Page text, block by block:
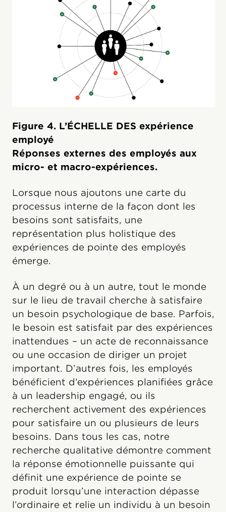
Figure 4. L’ÉCHELLE DES expérience
employé
Réponses externes des employés aux
micro- et macro-expériences.
Lorsque nous ajoutons une carte du
processus interne de la façon dont les
besoins sont satisfaits, une
représentation plus holistique des
expériences de pointe des employés
émerge.
À un degré ou à un autre, tout le monde
sur le lieu de travail cherche à satisfaire
un besoin psychologique de base. Parfois,
le besoin est satisfait par des expériences
inattendues – un acte de reconnaissance
ou une occasion de diriger un projet
important. D’autres fois, les employés
bénéficient d’expériences planifiées grâce
à un leadership engagé, ou ils
recherchent activement des expériences
pour satisfaire un ou plusieurs de leurs
besoins. Dans tous les cas, notre
recherche qualitative démontre comment
la réponse émotionnelle puissante qui
définit une expérience de pointe se
produit lorsqu’une interaction dépasse
l’ordinaire et relie un individu à un besoin